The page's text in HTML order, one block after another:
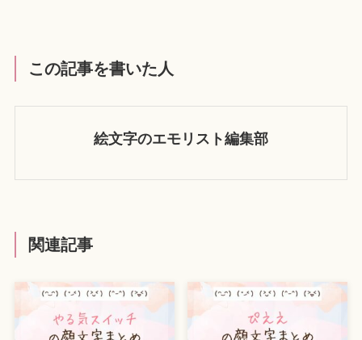
この記事を書いた人
絵文字のエモリスト編集部
関連記事